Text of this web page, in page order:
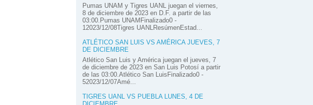
Pumas UNAM y Tigres UANL juegan el viernes,
8 de diciembre de 2023 en D.F. a partir de las
03:00.Pumas UNAMFinalizado0 -
12023/12/08Tigres UANLResúmenEstad...
ATLÉTICO SAN LUIS VS AMÉRICA JUEVES, 7
DE DICIEMBRE
Atlético San Luis y América juegan el jueves, 7
de diciembre de 2023 en San Luis Potosí a partir
de las 03:00.Atlético San LuisFinalizado0 -
52023/12/07Amé...
TIGRES UANL VS PUEBLA LUNES, 4 DE